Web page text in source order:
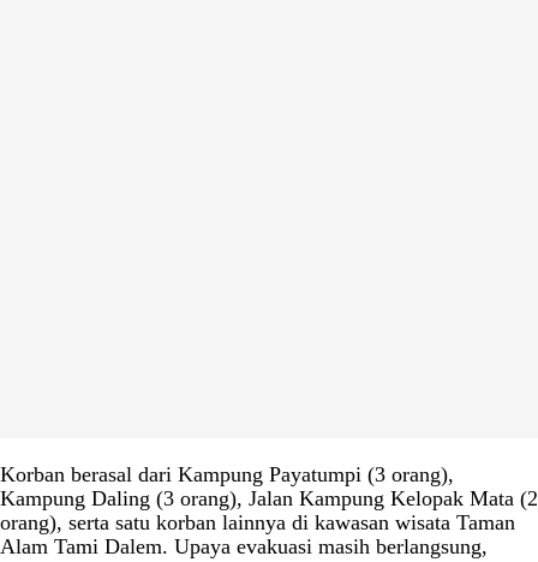
Korban berasal dari Kampung Payatumpi (3 orang),
Kampung Daling (3 orang), Jalan Kampung Kelopak Mata (2
orang), serta satu korban lainnya di kawasan wisata Taman
Alam Tami Dalem. Upaya evakuasi masih berlangsung,